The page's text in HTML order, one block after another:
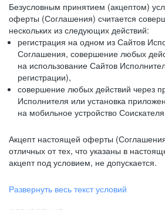
Безусловным принятием (акцептом)
оферты (Соглашения) считается
нескольких из следующих действий:
регистрация на одном из Сайтов
Соглашения, совершение любых
на использование Сайтов
регистрации),
совершение любых действий через
Исполнителя или установка
на мобильное устройство
Акцепт настоящей оферты
отличных от тех, что указаны в
акцепт под условием, не допускается.
Развернуть весь текст условий